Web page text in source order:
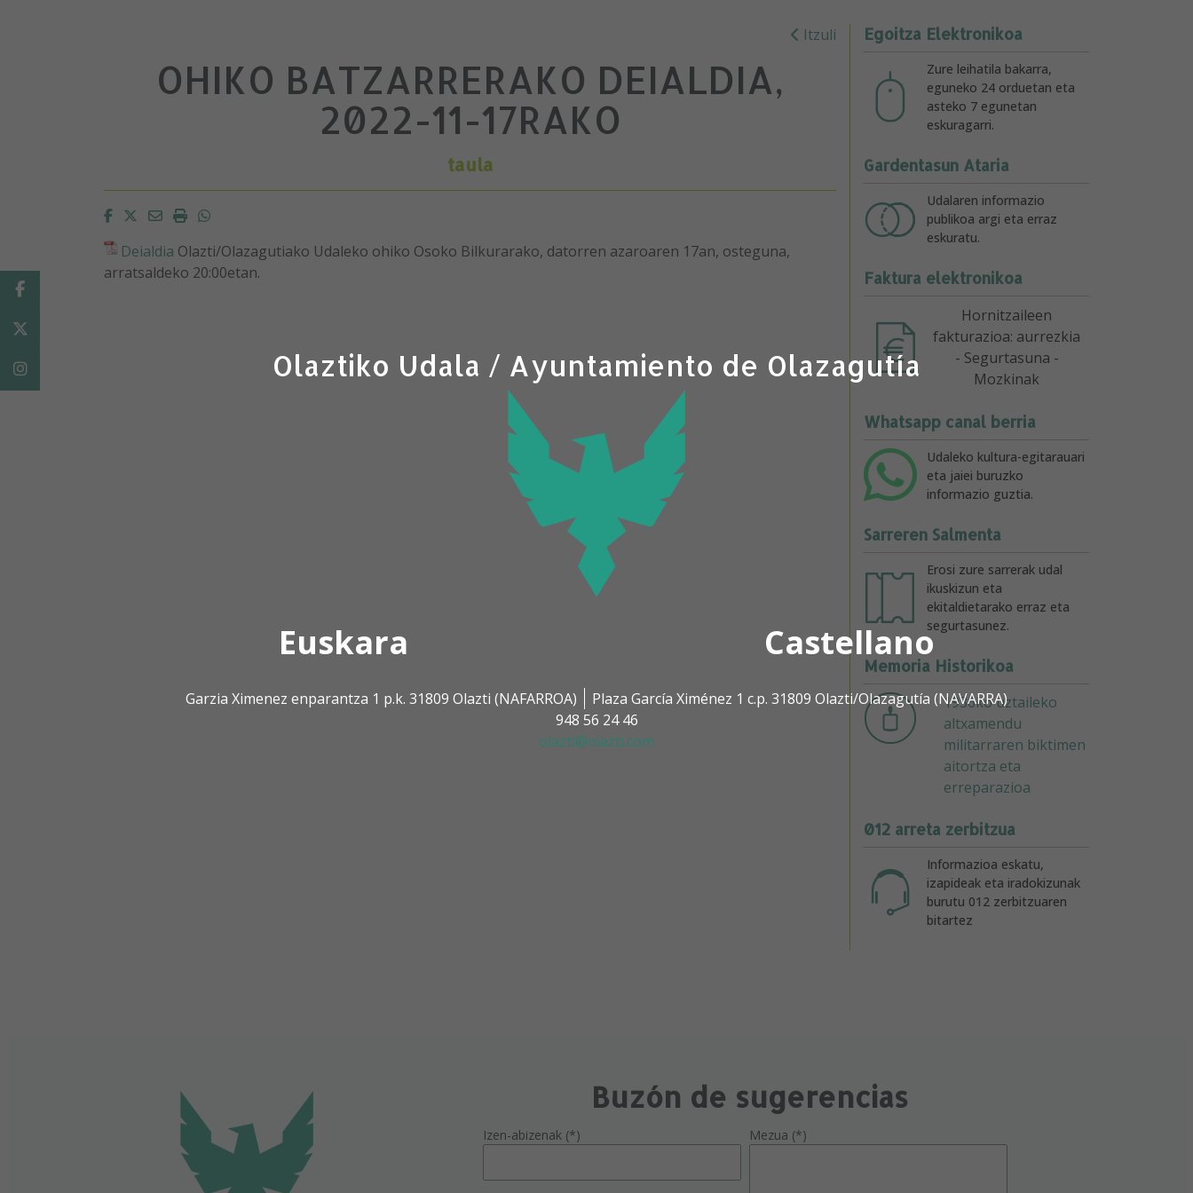
Olaztiko Udala / Ayuntamiento de Olazagutía
Euskara Castellano
Garzia Ximenez enparantza 1 p.k. 31809 Olazti (NAFARROA)
Plaza García Ximénez 1 c.p. 31809 Olazti/Olazagutía (NAVARRA)
948 56 24 46
olazti@olazti.com
Itzuli
OHIKO BATZARRERAKO DEIALDIA,
2022-11-17RAKO
taula
Facebook
Twitter
EmailImprimirWhatsapp
Deialdia Olazti/Olazagutiako Udaleko ohiko Osoko Bilkurarako, datorren azaroaren 17an, osteguna,
arratsaldeko 20:00etan.
Egoitza Elektronikoa
Zure leihatila bakarra,
eguneko 24 orduetan eta
asteko 7 egunetan
eskuragarri.
Gardentasun Ataria
Udalaren informazio
publikoa argi eta erraz
eskuratu.
Faktura elektronikoa
Hornitzaileen
fakturazioa: aurrezkia
- Segurtasuna -
Mozkinak
Whatsapp canal berria
Udaleko kultura-egitarauari
eta jaiei buruzko
informazio guztia.
Sarreren Salmenta
Erosi zure sarrerak udal
ikuskizun eta
ekitaldietarako erraz eta
segurtasunez.
Memoria Historikoa
1936ko uztaileko
altxamendu
militarraren biktimen
aitortza eta
erreparazioa
012 arreta zerbitzua
Informazioa eskatu,
izapideak eta iradokizunak
burutu 012 zerbitzuaren
bitartez
Facebook
Instagram
Buzón de sugerencias
Izen-abizenak (*) Mezua (*)